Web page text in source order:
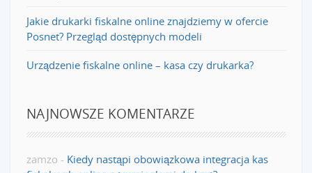
Jakie drukarki fiskalne online znajdziemy w ofercie
Posnet? Przegląd dostępnych modeli
Urządzenie fiskalne online – kasa czy drukarka?
NAJNOWSZE KOMENTARZE
zamzo - Kiedy nastąpi obowiązkowa integracja kas